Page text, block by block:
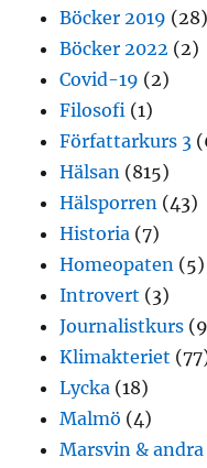
Böcker 2019 (28)
Böcker 2022 (2)
Covid-19 (2)
Filosofi (1)
Författarkurs 3
Hälsan (815)
Hälsporren (43)
Historia (7)
Homeopaten (5)
Introvert (3)
Journalistkurs
Klimakteriet
Lycka (18)
Malmö (4)
Marsvin &